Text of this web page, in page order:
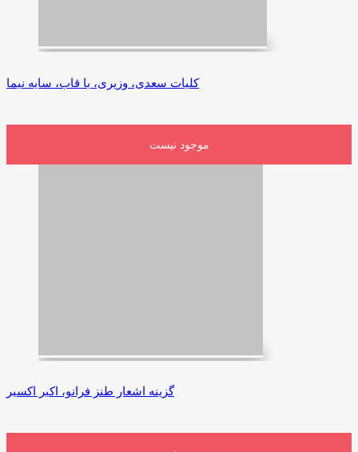
کلیات‌ سعدی، وزیری، با قاب، سایه نیما
موجود نیست
گزینه اشعار طنز فرانو، اکبر اکسیر